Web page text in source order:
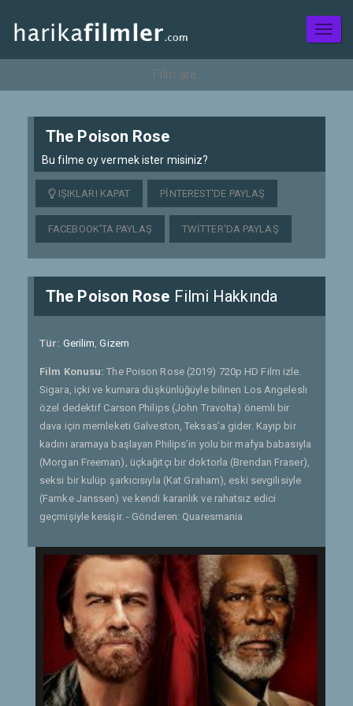
The Poison Rose
Bu filme oy vermek ister misiniz?
IŞIKLARI KAPAT PINTEREST'DE PAYLAŞ
FACEBOOK'TA PAYLAŞ TWITTER'DA PAYLAŞ
The Poison Rose Filmi Hakkında
Tür: Gerilim,Gizem
Film Konusu:The Poison Rose (2019) 720p HD Film izle.
Sigara, içki ve kumara düşkünlüğüyle bilinen Los Angeleslı
özel dedektif Carson Philips (John Travolta) önemli bir
dava için memleketi Galveston, Teksas’a gider. Kayıp bir
kadını aramaya başlayan Philips’in yolu bir mafya babasıyla
(Morgan Freeman), üçkağıtçı bir doktorla (Brendan Fraser),
seksi bir kulüp şarkıcısıyla (Kat Graham), eski sevgilisiyle
(Famke Janssen) ve kendi karanlık ve rahatsız edici
geçmişiyle kesişir. - Gönderen: Quaresmania